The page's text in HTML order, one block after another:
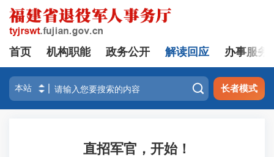
首页 机构职能 政务公开 解读回应 办事服务
 长者模式
直招军官，开始！